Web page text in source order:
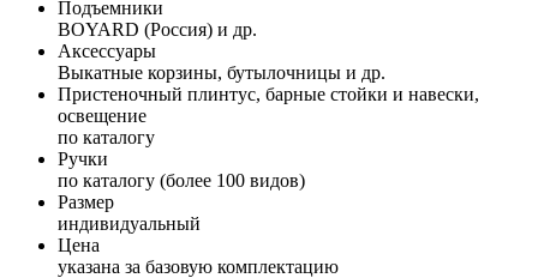
Подъемники
BOYARD (Россия) и др.
Аксессуары
Выкатные корзины, бутылочницы и др.
Пристеночный плинтус, барные стойки и навески,
освещение
по каталогу
Ручки
по каталогу (более 100 видов)
Размер
индивидуальный
Цена
указана за базовую комплектацию